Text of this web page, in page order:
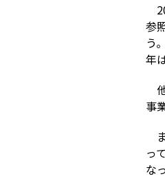
参
う
年
事
っ
な